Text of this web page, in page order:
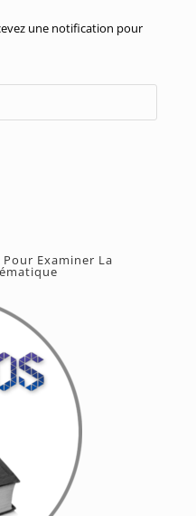
une notification pour
Examiner La